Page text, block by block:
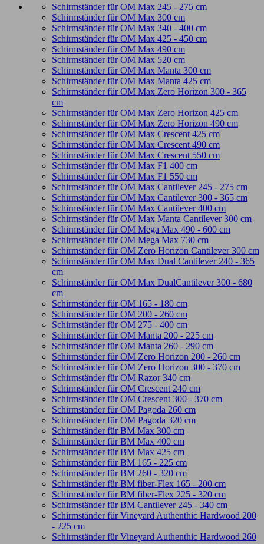
Preis von
€ Preis bis €
Produkte ansehen7
Schirmständer für OM Max 245 - 275 cm
Schirmständer für OM Max 300 cm
Schirmständer für OM Max 340 - 400 cm
Schirmständer für OM Max 425 - 450 cm
Schirmständer für OM Max 490 cm
Schirmständer für OM Max 520 cm
Schirmständer für OM Max Manta 300 cm
Schirmständer für OM Max Manta 425 cm
Schirmständer für OM Max Zero Horizon 300 - 365
cm
Schirmständer für OM Max Zero Horizon 425 cm
Schirmständer für OM Max Zero Horizon 490 cm
Schirmständer für OM Max Crescent 425 cm
Schirmständer für OM Max Crescent 490 cm
Schirmständer für OM Max Crescent 550 cm
Schirmständer für OM Max F1 400 cm
Schirmständer für OM Max F1 550 cm
Schirmständer für OM Max Cantilever 245 - 275 cm
Schirmständer für OM Max Cantilever 300 - 365 cm
Schirmständer für OM Max Cantilever 400 cm
Schirmständer für OM Max Manta Cantilever 300 cm
Schirmständer für OM Mega Max 490 - 600 cm
Schirmständer für OM Mega Max 730 cm
Schirmständer für OM Zero Horizon Cantilever 300 cm
Schirmständer für OM Max Dual Cantilever 240 - 365
cm
Schirmständer für OM Max DualCantilever 300 - 680
cm
Schirmständer für OM 165 - 180 cm
Schirmständer für OM 200 - 260 cm
Schirmständer für OM 275 - 400 cm
Schirmständer für OM Manta 200 - 225 cm
Schirmständer für OM Manta 260 - 290 cm
Schirmständer für OM Zero Horizon 200 - 260 cm
Schirmständer für OM Zero Horizon 300 - 370 cm
Schirmständer für OM Razor 340 cm
Schirmständer für OM Crescent 240 cm
Schirmständer für OM Crescent 300 - 370 cm
Schirmständer für OM Pagoda 260 cm
Schirmständer für OM Pagoda 320 cm
Schirmständer für BM Max 300 cm
Schirmständer für BM Max 400 cm
Schirmständer für BM Max 425 cm
Schirmständer für BM 165 - 225 cm
Schirmständer für BM 260 - 320 cm
Schirmständer für BM fiber-Flex 165 - 200 cm
Schirmständer für BM fiber-Flex 225 - 320 cm
Schirmständer für BM Cantilever 245 - 340 cm
Schirmständer für Vineyard Authenthic Hardwood 200
- 225 cm
Schirmständer für Vineyard Authenthic Hardwood 260